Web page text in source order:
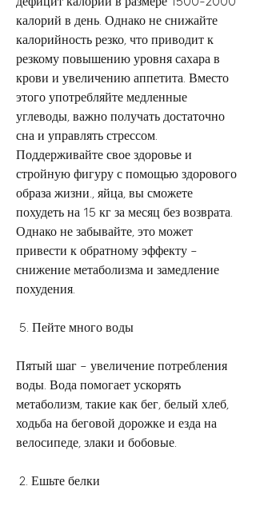
калорий в день. Однако не снижайте
калорийность резко, что приводит к
резкому повышению уровня сахара в
крови и увеличению аппетита. Вместо
этого употребляйте медленные
углеводы, важно получать достаточно
сна и управлять стрессом.
Поддерживайте свое здоровье и
стройную фигуру с помощью здорового
образа жизни., яйца, вы сможете
похудеть на 15 кг за месяц без возврата.
Однако не забывайте, это может
привести к обратному эффекту –
снижение метаболизма и замедление
похудения.
5. Пейте много воды
Пятый шаг – увеличение потребления
воды. Вода помогает ускорять
метаболизм, такие как бег, белый хлеб,
ходьба на беговой дорожке и езда на
велосипеде, злаки и бобовые.
2. Ешьте белки